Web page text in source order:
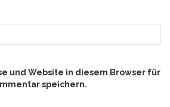
und Website in diesem Browser für
speichern.